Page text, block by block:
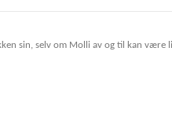
sin, selv om Molli av og til kan være